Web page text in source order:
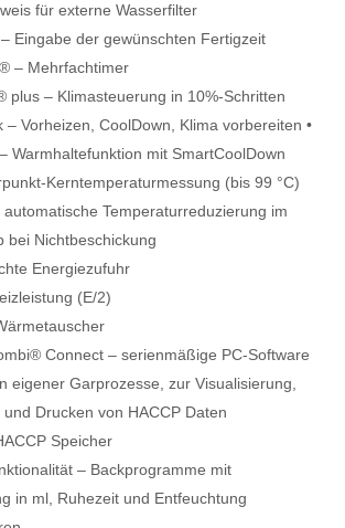
für externe Wasserfilter
Eingabe der gewünschten Fertigzeit
– Mehrfachtimer
plus – Klimasteuerung in 10%-Schritten
– Vorheizen, CoolDown, Klima vorbereiten •
Warmhaltefunktion mit SmartCoolDown
Kerntemperaturmessung (bis 99 °C)
automatische Temperaturreduzierung im
bei Nichtbeschickung
Energiezufuhr
(E/2)
Connect – serienmäßige PC-Software
eigener Garprozesse, zur Visualisierung,
Drucken von HACCP Daten
Speicher
– Backprogramme mit
in ml, Ruhezeit und Entfeuchtung